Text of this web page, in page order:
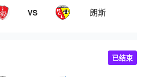
VS 朗斯
已结束